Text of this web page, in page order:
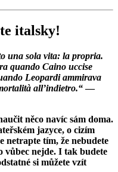
italsky!
una sola vita: la propria.
quando Caino uccise
Leopardi ammirava
all’indietro.“—
něco navíc sám doma.
jazyce, o cizím
netrapte tím, že nebudete
vůbec nejde. I tak budete
si můžete vzít